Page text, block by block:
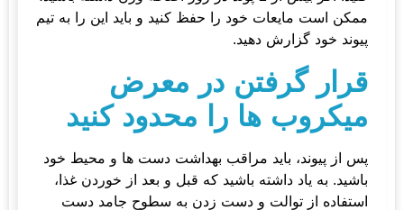
ممکن است مایعات خود را حفظ کنید و باید این را به تیم
پیوند خود گزارش دهید.
قرار گرفتن در معرض
میکروب ها را محدود کنید
پس از پیوند، باید مراقب بهداشت دست ها و محیط خود
باشید. به یاد داشته باشید که قبل و بعد از خوردن غذا،
استفاده از توالت و دست زدن به سطوح جامد دست